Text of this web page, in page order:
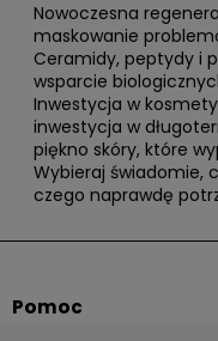
Nowoczesna
maskowanie
Ceramidy, peptydy i
wsparcie
Inwestycja w
inwestycja w
piękno skóry, które
Wybieraj świadomie,
czego naprawdę
Pomoc